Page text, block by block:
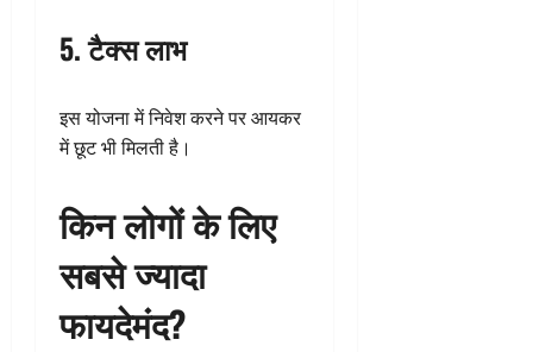
5. टैक्स लाभ
इस योजना में निवेश करने पर आयकर
में छूट भी मिलती है।
किन लोगों के लिए
सबसे ज्यादा
फायदेमंद?